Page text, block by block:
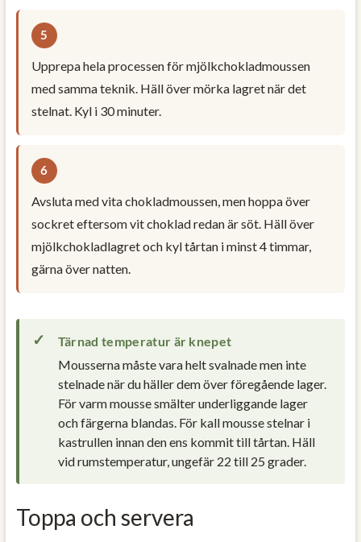
Upprepa hela processen för mjölkchokladmoussen
med samma teknik. Häll över mörka lagret när det
stelnat. Kyl i 30 minuter.
Avsluta med vita chokladmoussen, men hoppa över
sockret eftersom vit choklad redan är söt. Häll över
mjölkchokladlagret och kyl tårtan i minst 4 timmar,
gärna över natten.
Tärnad temperatur är knepet
Mousserna måste vara helt svalnade men inte
stelnade när du häller dem över föregående lager.
För varm mousse smälter underliggande lager
och färgerna blandas. För kall mousse stelnar i
kastrullen innan den ens kommit till tårtan. Häll
vid rumstemperatur, ungefär 22 till 25 grader.
Toppa och servera